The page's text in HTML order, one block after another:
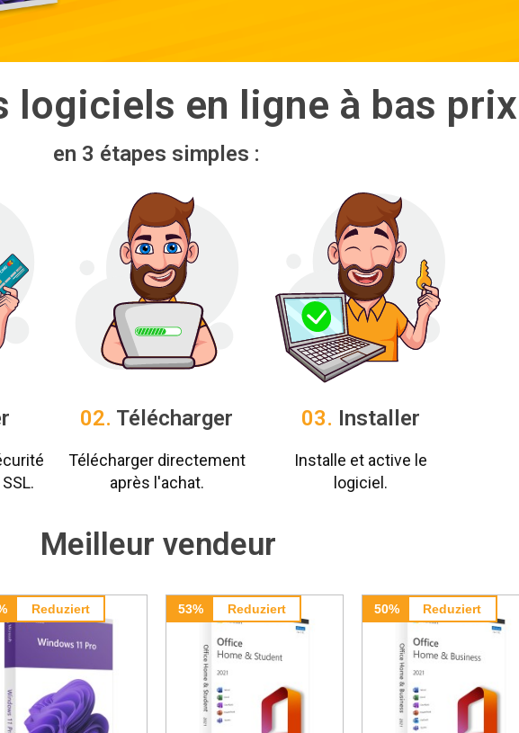
logiciels en ligne à bas prix
en 3 étapes simples :
02. Télécharger
Télécharger directement
après l'achat.
03. Installer
Installe et active le
logiciel.
Meilleur vendeur
53% Reduziert 50% Reduziert 27% Reduziert